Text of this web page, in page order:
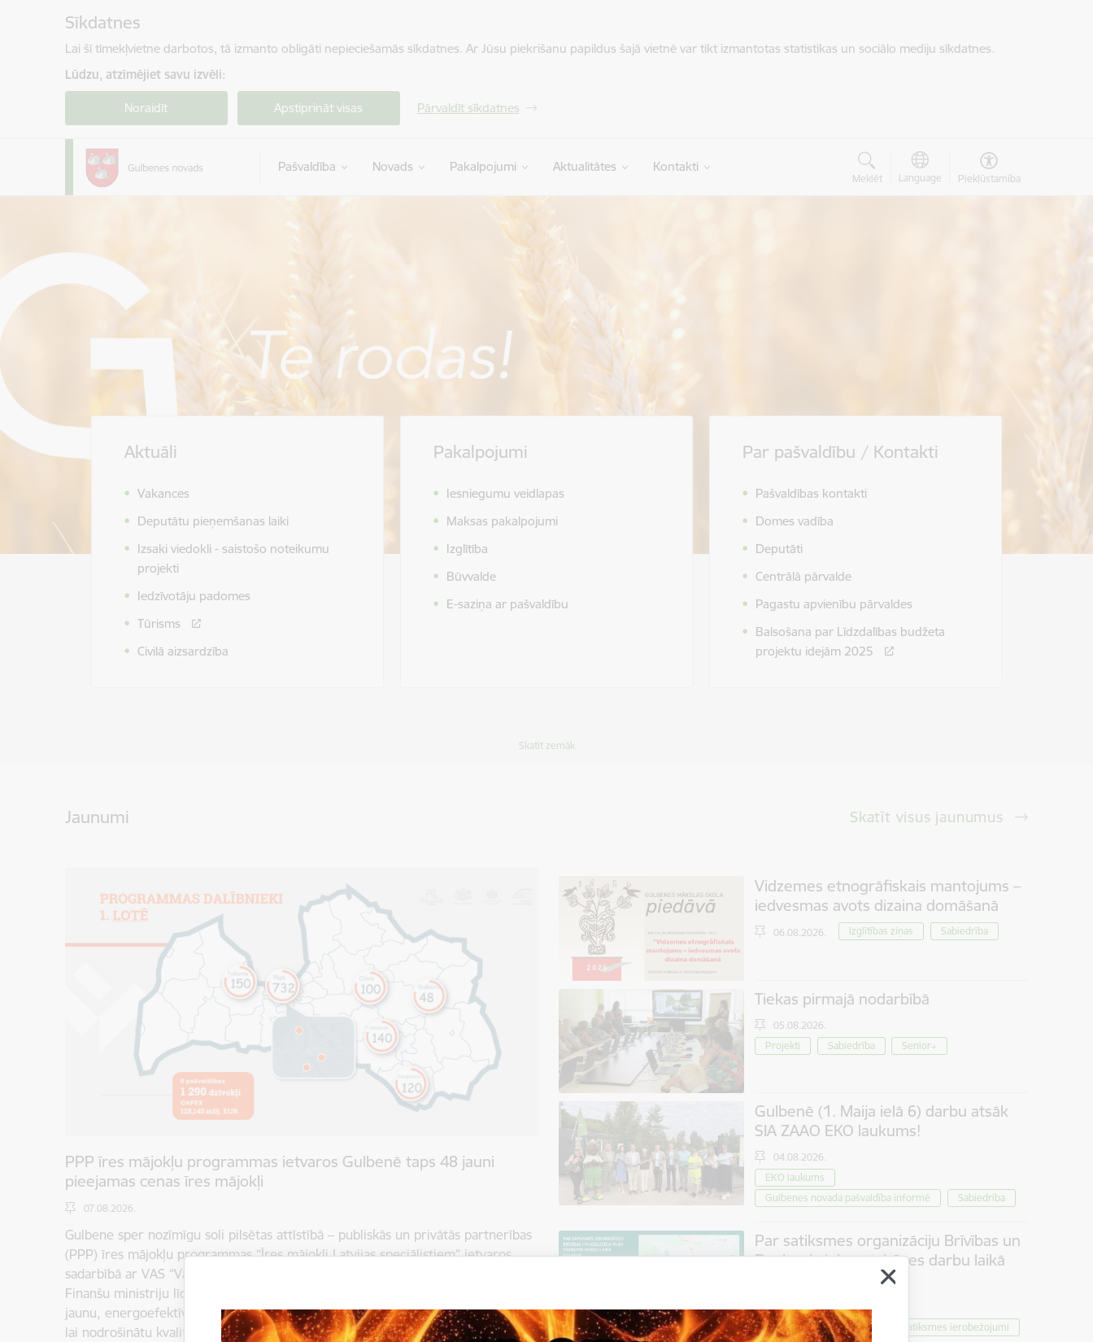
Sīkdatnes
Lai šī tīmekļvietne darbotos, tā izmanto obligāti nepieciešamās sīkdatnes. Ar Jūsu piekrišanu papildus šajā vietnē var tikt izmantotas statistikas un sociālo mediju sīkdatnes.
Lūdzu, atzīmējiet savu izvēli:
Noraidīt Apstiprināt visas Pārvaldīt sīkdatnes
Pašvaldība Novads Pakalpojumi Aktualitātes Kontakti
Meklēt Language Piekļūstamība
Aktuāli
Vakances
Deputātu pieņemšanas laiki
Izsaki viedokli - saistošo noteikumu
projekti
Iedzīvotāju padomes
Tūrisms
Civilā aizsardzība
Pakalpojumi
Iesniegumu veidlapas
Maksas pakalpojumi
Izglītība
Būvvalde
E-saziņa ar pašvaldību
Par pašvaldību / Kontakti
Pašvaldības kontakti
Domes vadība
Deputāti
Centrālā pārvalde
Pagastu apvienību pārvaldes
Balsošana par Līdzdalības budžeta
projektu idejām 2025
Skatīt zemāk
Jaunumi Skatīt visus jaunumus
PPP īres mājokļu programmas ietvaros Gulbenē taps 48 jauni
pieejamas cenas īres mājokļi
07.08.2026.
Gulbene sper nozīmīgu soli pilsētas attīstībā – publiskās un privātās partnerības
(PPP) īres mājokļu programmas “Īres mājokļi Latvijas speciālistiem” ietvaros
sadarbībā ar VAS “Valsts nekustamie īpašumi” (VNĪ) un Latvijas Republikas
Finanšu ministriju līdz 2030. gadam Gulbenē, Malienas ielā 2 plānots izbūvēt
jaunu, energoefektīvu ēku ar 48 pieejamas cenas īres mājokļiem. Tie paredzēti,
lai nodrošinātu kvalitatīvu dzīves vidi jaunajām ģimenēm un piesaistītu pilsētai
Vidzemes etnogrāfiskais mantojums –
iedvesmas avots dizaina domāšanā
06.08.2026. Izglītības ziņas Sabiedrība
Tiekas pirmajā nodarbībā
05.08.2026.
Projekti
Sabiedrība Senior+
Gulbenē (1. Maija ielā 6) darbu atsāk
SIA ZAAO EKO laukums!
04.08.2026.
EKO laukums
Gulbenes novada pašvaldība informē
Sabiedrība
Par satiksmes organizāciju Brīvības un
Dzelzceļa ielas pārbūves darbu laikā
Projekti
Sabiedrība Satiksmes ierobežojumi